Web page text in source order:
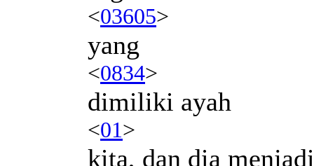
<03605>
yang
<0834>
dimiliki ayah
<01>
kita, dan dia menjadi